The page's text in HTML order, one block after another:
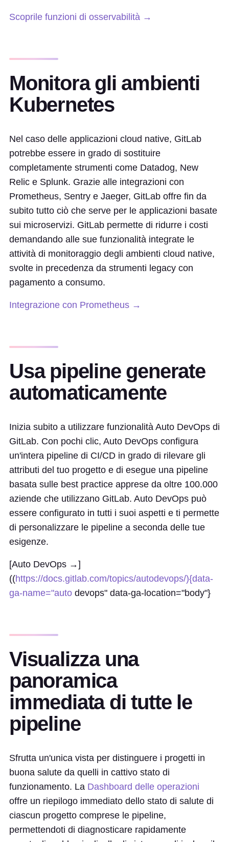
Scoprile funzioni di osservabilità →
Monitora gli ambienti
Kubernetes
Nel caso delle applicazioni cloud native, GitLab
potrebbe essere in grado di sostituire
completamente strumenti come Datadog, New
Relic e Splunk. Grazie alle integrazioni con
Prometheus, Sentry e Jaeger, GitLab offre fin da
subito tutto ciò che serve per le applicazioni basate
sui microservizi. GitLab permette di ridurre i costi
demandando alle sue funzionalità integrate le
attività di monitoraggio degli ambienti cloud native,
svolte in precedenza da strumenti legacy con
pagamento a consumo.
Integrazione con Prometheus →
Usa pipeline generate
automaticamente
Inizia subito a utilizzare funzionalità Auto DevOps di
GitLab. Con pochi clic, Auto DevOps configura
un'intera pipeline di CI/CD in grado di rilevare gli
attributi del tuo progetto e di esegue una pipeline
basata sulle best practice apprese da oltre 100.000
aziende che utilizzano GitLab. Auto DevOps può
essere configurato in tutti i suoi aspetti e ti permette
di personalizzare le pipeline a seconda delle tue
esigenze.
[Auto DevOps →]
((https://docs.gitlab.com/topics/autodevops/){data-
ga-name="auto devops" data-ga-location="body"}
Visualizza una
panoramica
immediata di tutte le
pipeline
Sfrutta un'unica vista per distinguere i progetti in
buona salute da quelli in cattivo stato di
funzionamento. La Dashboard delle operazioni
offre un riepilogo immediato dello stato di salute di
ciascun progetto comprese le pipeline,
permettendoti di diagnosticare rapidamente